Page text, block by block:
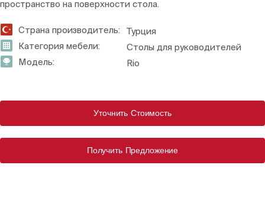
пространство на поверхности стола.
Страна производитель:
Турция
Категория мебели:
Столы для руководителей
Модель:
Rio
Уточнить Стоимость
Получить Предложение